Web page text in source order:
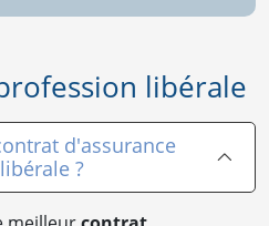
libérale
d'assurance
?